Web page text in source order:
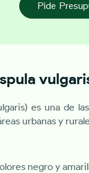
Pide
es una de
urbanas y
negro y